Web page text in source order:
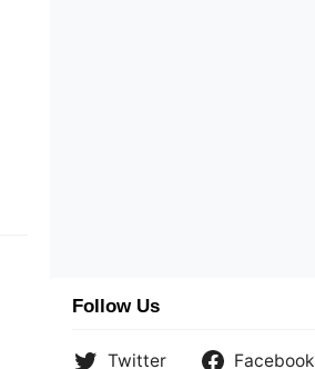
Follow Us
Twitter Facebook